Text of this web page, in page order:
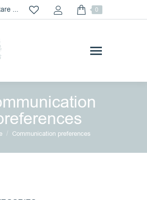
... 0
are here:
Communication preferences